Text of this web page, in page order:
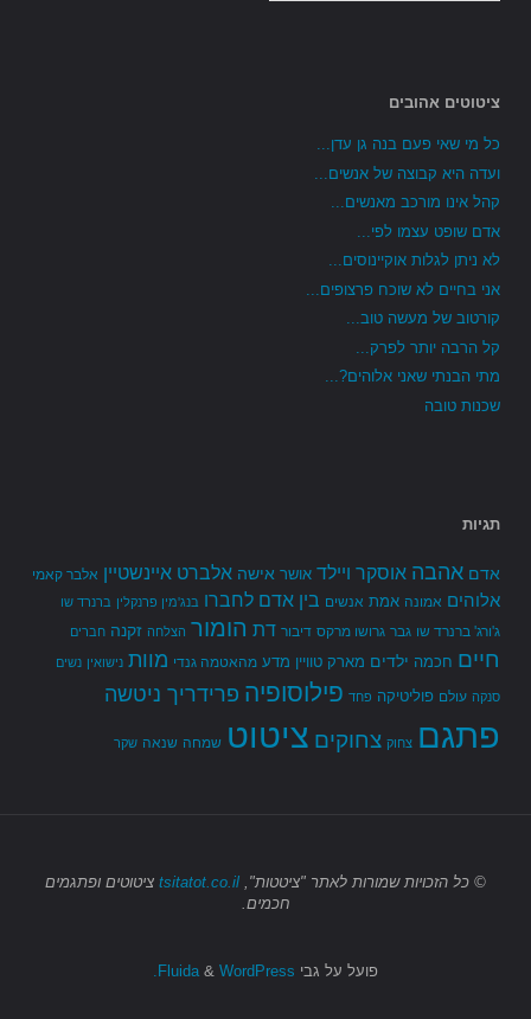
ציטוטים אהובים
כל מי שאי פעם בנה גן עדן...
ועדה היא קבוצה של אנשים...
קהל אינו מורכב מאנשים...
אדם שופט עצמו לפי...
לא ניתן לגלות אוקיינוסים...
אני בחיים לא שוכח פרצופים...
קורטוב של מעשה טוב...
קל הרבה יותר לפרק...
מתי הבנתי שאני אלוהים?...
שכנות טובה
תגיות
אדם אהבה אוסקר ויילד אושר אישה אלברט איינשטיין אלבר קאמי
אלוהים אמונה אמת אנשים בין אדם לחברו בנג'מין פרנקלין ברנרד שו
ג'ורג' ברנרד שו גבר גרושו מרקס דיבור דת הומור הצלחה זקנה חברים
חיים חכמה ילדים מארק טוויין מדע מהאטמה גנדי מוות נישואין נשים
סנקה עולם פוליטיקה פחד פילוסופיה פרידריך ניטשה
פתגם צחוק צחוקים ציטוט שמחה שנאה שקר
© כל הזכויות שמורות לאתר "ציטטות", tsitatot.co.il ציטוטים ופתגמים
חכמים.
פועל על גבי & WordPress.